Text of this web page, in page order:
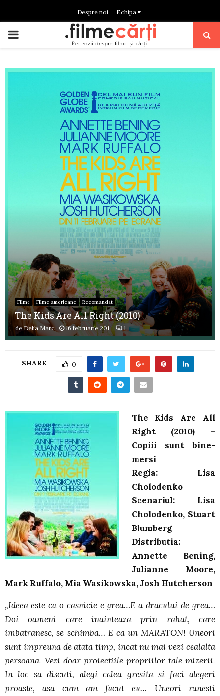
Despre noi Echipa
PRIMARY
Filme Filme americane Recomandat
The Kids Are All Right (2010)
deDelia Marc 16 februarie 2011 1
SHARE 0
The Kids Are All
Right (2010)–
Copiii sunt bine-
mersi
Regia: Lisa
Cholodenko
Scenariul: Lisa
Cholodenko, Stuart
Blumberg
Distributia:
Annette Bening,
Julianne Moore,
Mark Ruffalo, Mia Wasikowska, Josh Hutcherson
„Ideea este ca o casnicie e grea…E a dracului de grea…
Doi oameni care inainteaza prin rahat, care
imbatranesc, se schimba… E ca un MARATON! Uneori
sunt impreuna de atata timp, incat nu mai vezi cealalta
persoana. Vezi doar proiectiile propriilor tale mizerii.
In loc sa discuti, alegi calea gresita si faci alegeri
proaste, asa cum am facut eu… Uneori ranesti